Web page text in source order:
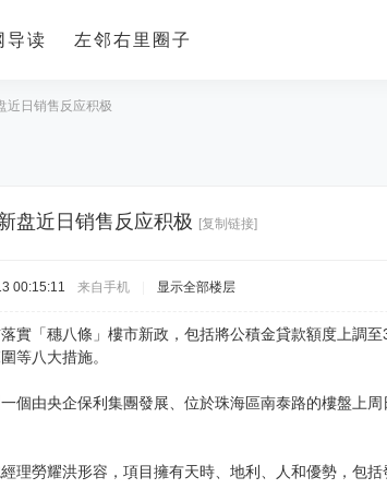
导读 左邻右里圈子
近日销售反应积极
盘近日销售反应积极 [复制链接]
00:15:11 来自手机 显示全部楼层
實「穗八條」樓市新政，包括將公積金貸款額度上調
等八大措施。
個由央企保利集團發展、位於珠海區南泰路的樓盤上
理勞耀洪形容，項目擁有天時、地利、人和優勢，包